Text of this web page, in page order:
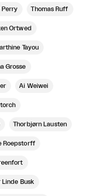
Perry Thomas Ruff
Ortwed
Tayou
Grosse
Ai Weiwei
Thorbjørn Lausten
Roepstorff
Linde Busk